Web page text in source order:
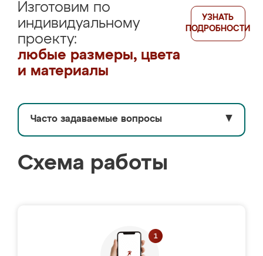
Изготовим по
индивидуальному
проекту:
любые размеры, цвета
и материалы
УЗНАТЬ
ПОДРОБНОСТИ
Часто задаваемые вопросы ▼
Схема работы